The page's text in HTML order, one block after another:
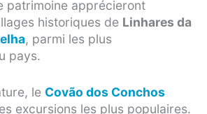
patrimoine apprécieront
historiques de Linhares da
, parmi les plus
pays.
le Covão dos Conchos
excursions les plus populaires.